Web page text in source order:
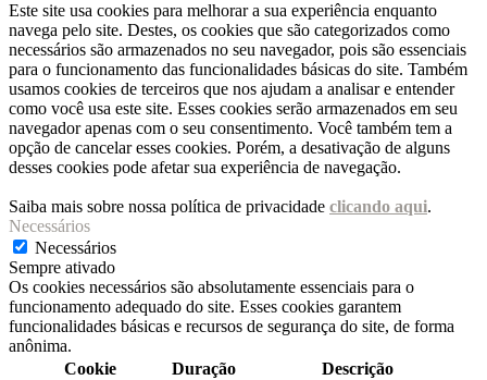
Este site usa cookies para melhorar a sua experiência enquanto
navega pelo site. Destes, os cookies que são categorizados como
necessários são armazenados no seu navegador, pois são essenciais
para o funcionamento das funcionalidades básicas do site. Também
usamos cookies de terceiros que nos ajudam a analisar e entender
como você usa este site. Esses cookies serão armazenados em seu
navegador apenas com o seu consentimento. Você também tem a
opção de cancelar esses cookies. Porém, a desativação de alguns
desses cookies pode afetar sua experiência de navegação.
Saiba mais sobre nossa política de privacidade clicando aqui.
Necessários
Necessários
Sempre ativado
Os cookies necessários são absolutamente essenciais para o
funcionamento adequado do site. Esses cookies garantem
funcionalidades básicas e recursos de segurança do site, de forma
anônima.
Cookie
Duração Descrição